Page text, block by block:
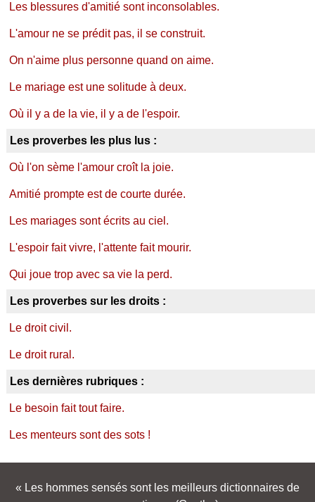
Les blessures d'amitié sont inconsolables.
L'amour ne se prédit pas, il se construit.
On n'aime plus personne quand on aime.
Le mariage est une solitude à deux.
Où il y a de la vie, il y a de l'espoir.
Les proverbes les plus lus :
Où l'on sème l'amour croît la joie.
Amitié prompte est de courte durée.
Les mariages sont écrits au ciel.
L'espoir fait vivre, l'attente fait mourir.
Qui joue trop avec sa vie la perd.
Les proverbes sur les droits :
Le droit civil.
Le droit rural.
Les dernières rubriques :
Le besoin fait tout faire.
Les menteurs sont des sots !
Les hommes sensés sont les meilleurs dictionnaires de